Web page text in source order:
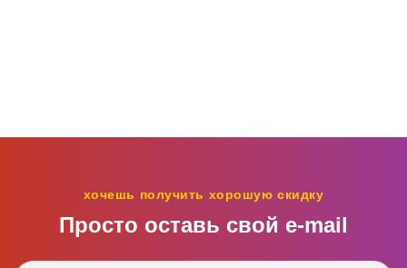
хочешь получить хорошую скидку
Просто оставь свой e‑mail